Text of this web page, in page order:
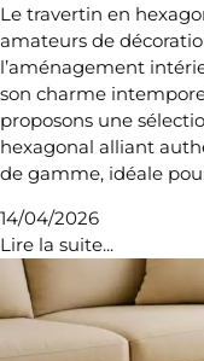
Le travertin en
amateurs de
l’aménagement
son charme
proposons une
hexagonal alliant
de gamme, idéale
14/04/2026
Lire la suite...